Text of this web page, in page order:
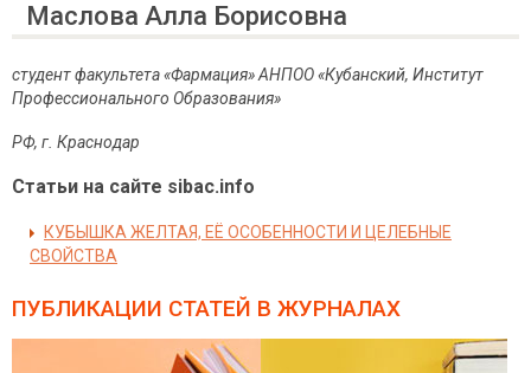
Маслова Алла Борисовна
студент факультета «Фармация» АНПОО «Кубанский, Институт
Профессионального Образования»
РФ, г. Краснодар
Статьи на сайте sibac.info
КУБЫШКА ЖЕЛТАЯ, ЕЁ ОСОБЕННОСТИ И ЦЕЛЕБНЫЕ
СВОЙСТВА
ПУБЛИКАЦИИ СТАТЕЙ В ЖУРНАЛАХ